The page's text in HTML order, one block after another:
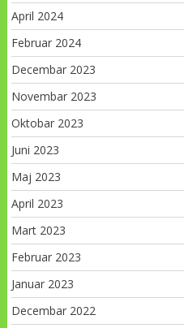
April 2024
Februar 2024
Decembar 2023
Novembar 2023
Oktobar 2023
Juni 2023
Maj 2023
April 2023
Mart 2023
Februar 2023
Januar 2023
Decembar 2022